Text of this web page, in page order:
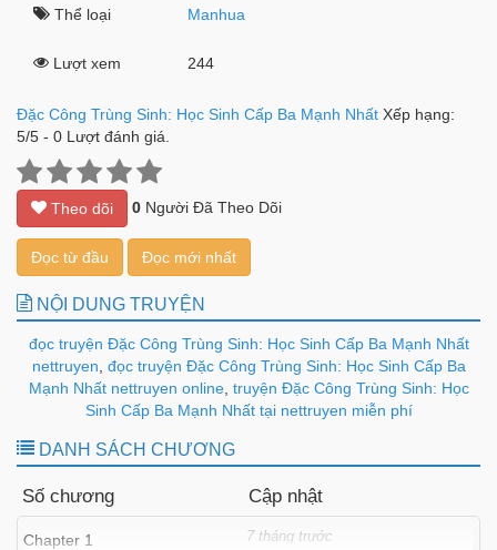
Thể loại Manhua
Lượt xem 244
Đặc Công Trùng Sinh: Học Sinh Cấp Ba Mạnh Nhất Xếp hạng:
5/5 - 0 Lượt đánh giá.
Theo dõi 0 Người Đã Theo Dõi
Đọc từ đầu Đọc mới nhất
NỘI DUNG TRUYỆN
đọc truyện Đặc Công Trùng Sinh: Học Sinh Cấp Ba Mạnh Nhất
nettruyen đọc truyện Đặc Công Trùng Sinh: Học Sinh Cấp Ba
Mạnh Nhất nettruyen online, truyện Đặc Công Trùng Sinh: Học
Sinh Cấp Ba Mạnh Nhất tại nettruyen miễn phí
DANH SÁCH CHƯƠNG
Số chương Cập nhật
Chapter 1 7 tháng trước